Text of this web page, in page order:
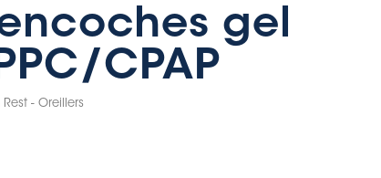
gel
CPAP
Rest - Oreillers